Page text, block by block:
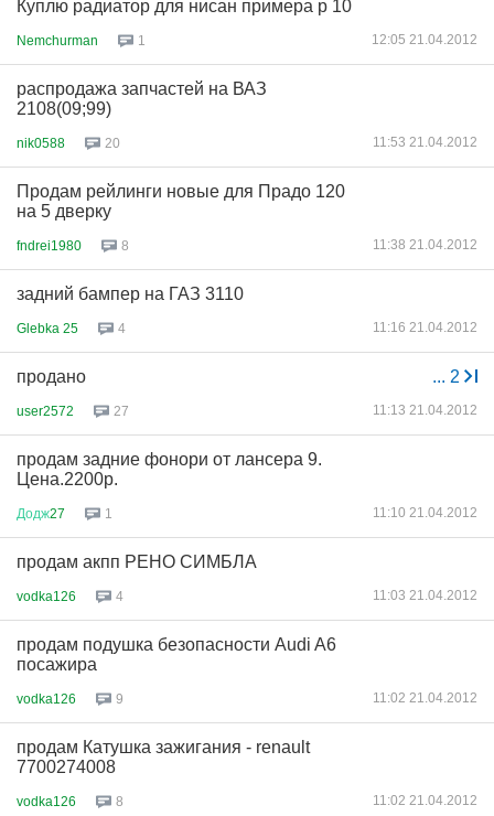
Куплю радиатор для нисан примера р 10
Nemchurman 1 12:05 21.04.2012
распродажа запчастей на ВАЗ
2108(09;99)
nik0588 20 11:53 21.04.2012
Продам рейлинги новые для Прадо 120
на 5 дверку
fndrei1980 8 11:38 21.04.2012
задний бампер на ГАЗ 3110
Glebka 25 4 11:16 21.04.2012
... 2
продано
user2572 27 11:13 21.04.2012
продам задние фонори от лансера 9.
Цена.2200p.
Додж27 1 11:10 21.04.2012
продам акпп РЕНО СИМБЛА
vodka126 4 11:03 21.04.2012
продам подушка безопасности Audi A6
посажира
vodka126 9 11:02 21.04.2012
продам Катушка зажигания - renault
7700274008
vodka126 8 11:02 21.04.2012